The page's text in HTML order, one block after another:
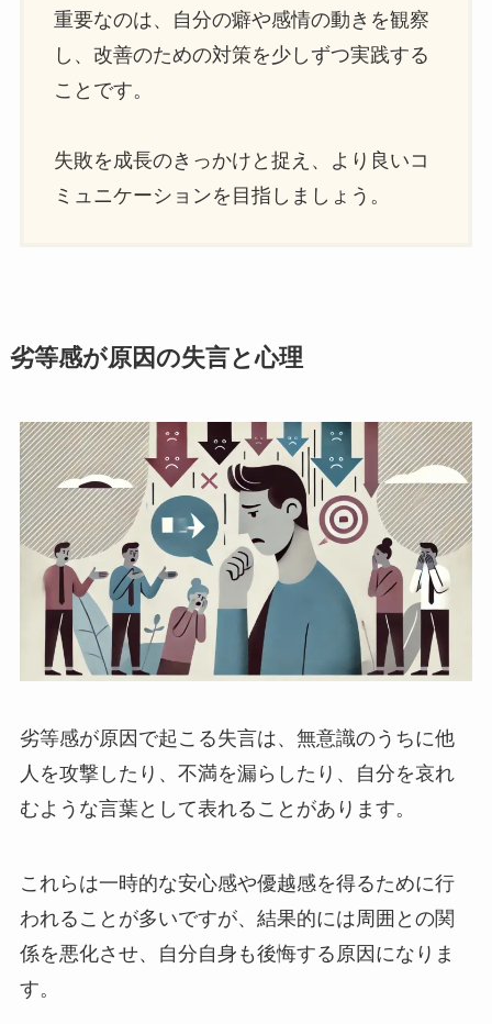
重要なのは、自分の癖や感情の動きを観察
し、改善のための対策を少しずつ実践する
ことです。
失敗を成長のきっかけと捉え、より良いコ
ミュニケーションを目指しましょう。
劣等感が原因の失言と心理
劣等感が原因で起こる失言は、無意識のうちに他
人を攻撃したり、不満を漏らしたり、自分を哀れ
むような言葉として表れることがあります。
これらは一時的な安心感や優越感を得るために行
われることが多いですが、結果的には周囲との関
係を悪化させ、自分自身も後悔する原因になりま
す。